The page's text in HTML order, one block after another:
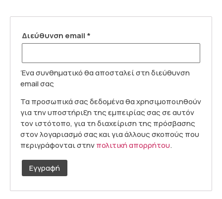
Διεύθυνση email *
Ένα συνθηματικό θα αποσταλεί στη διεύθυνση
email σας
Τα προσωπικά σας δεδομένα θα χρησιμοποιηθούν
για την υποστήριξη της εμπειρίας σας σε αυτόν
τον ιστότοπο, για τη διαχείριση της πρόσβασης
στον λογαριασμό σας και για άλλους σκοπούς που
περιγράφονται στηνπολιτική απορρήτου.
Εγγραφή